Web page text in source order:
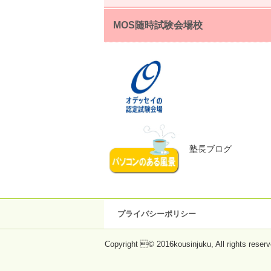
MOS随時試験会場校
塾長ブログ
プライバシーポリシー
Copyright © 2016kousinjuku, All rights